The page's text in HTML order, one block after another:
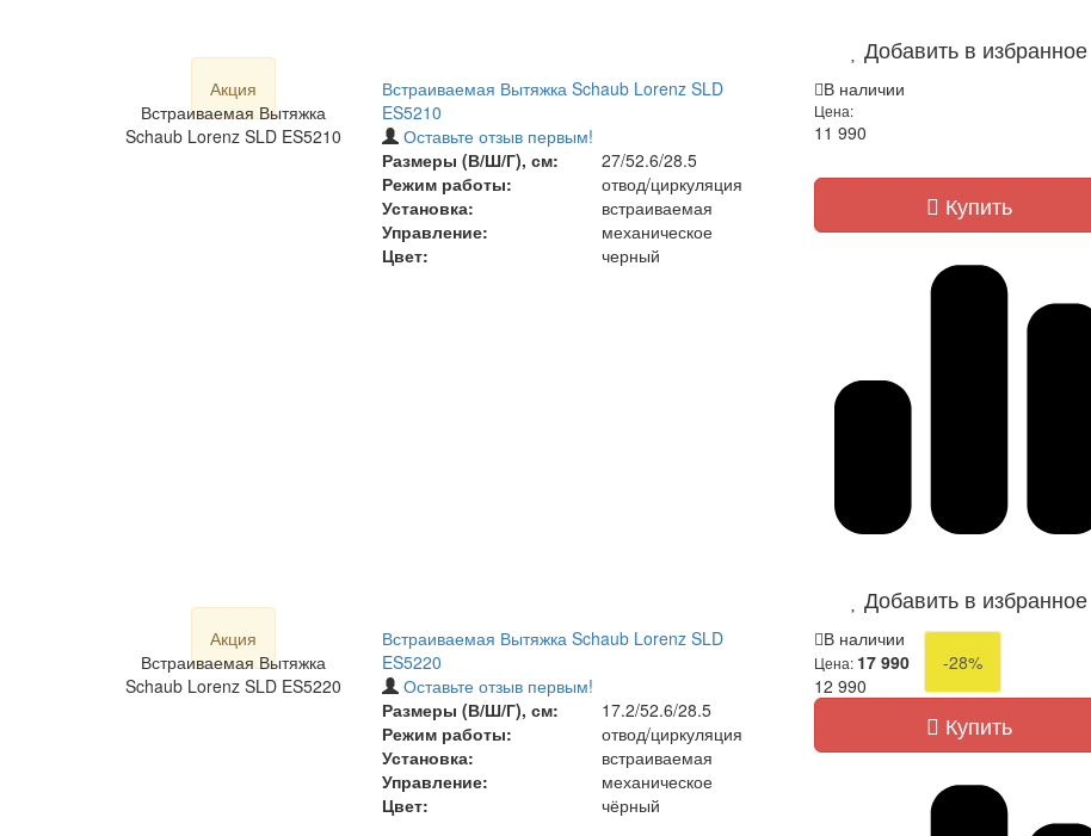
Добавить в избранное
Акция
Встраиваемая Вытяжка
Schaub Lorenz SLD ES5210
Встраиваемая Вытяжка Schaub Lorenz SLD
ES5210
Оставьте отзыв первым!
Размеры (В/Ш/Г), см:
27/52.6/28.5
Режим работы:
отвод/циркуляция
Установка:
встраиваемая
Управление:
механическое
Цвет:
черный
В наличии
Цена:
11 990
Купить
Добавить в избранное
Акция
Встраиваемая Вытяжка
Schaub Lorenz SLD ES5220
Встраиваемая Вытяжка Schaub Lorenz SLD
ES5220
Оставьте отзыв первым!
Размеры (В/Ш/Г), см:
17.2/52.6/28.5
Режим работы:
отвод/циркуляция
Установка:
встраиваемая
Управление:
механическое
Цвет:
чёрный
В наличии
Цена: 17 990
-28%
12 990
Купить